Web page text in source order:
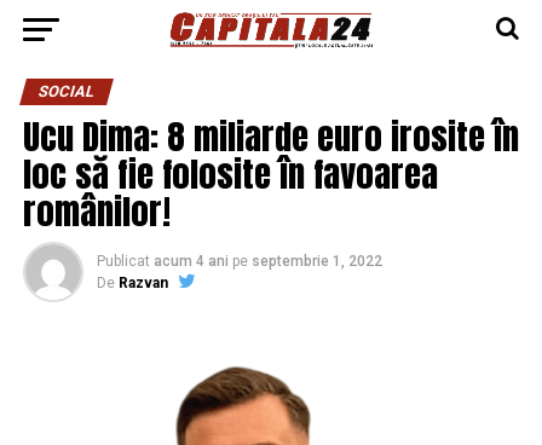
SOCIAL
Ucu Dima: 8 miliarde euro irosite în
loc să fie folosite în favoarea
românilor!
Publicat acum 4 ani pe septembrie 1, 2022
De Razvan